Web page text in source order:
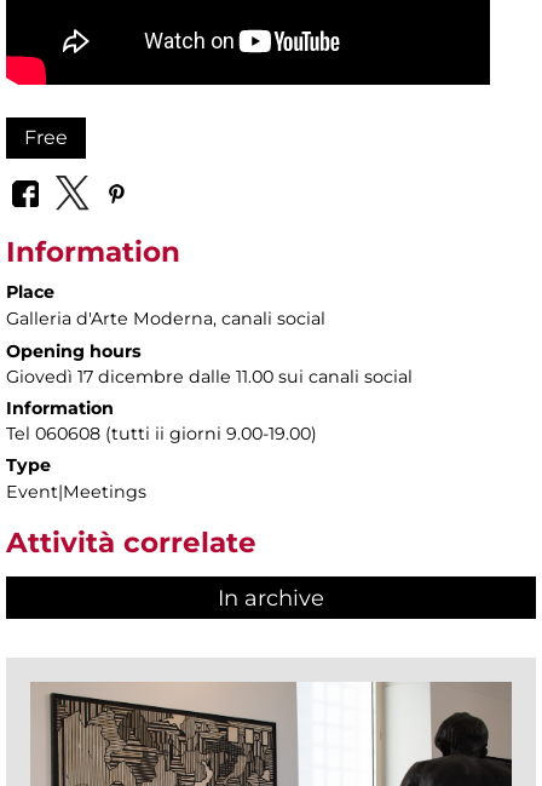
Free
Information
Place
Galleria d'Arte Moderna, canali social
Opening hours
Giovedì 17 dicembre dalle 11.00 sui canali social
Information
Tel 060608 (tutti ii giorni 9.00-19.00)
Type
Event|Meetings
Attività correlate
In archive